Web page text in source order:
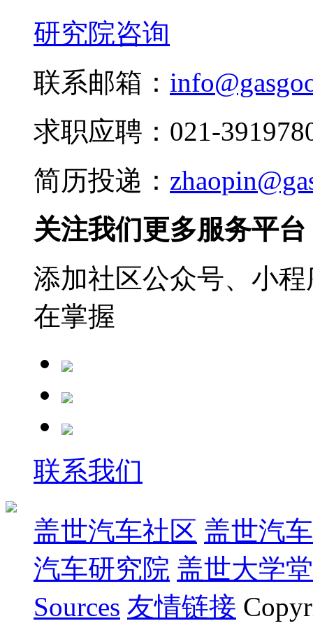
研究院咨询
联系邮箱：
求职应聘：021-
简历投递：
关注我们更多服务平台
添加社区公众号、小
在掌握
联系我们
盖世汽车社区 盖世汽
汽车研究院 盖世大学堂
Sources 友情链接